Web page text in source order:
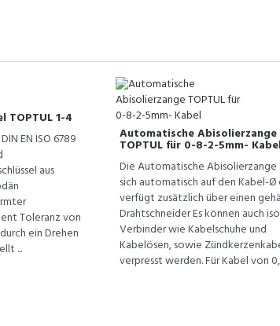
TOPTUL 1-4
EN ISO 6789
aus
Toleranz von
ein Drehen
...
Automatische Abisolierzange
TOPTUL für 0-8-2-5mm-
Die Automatische
sich automatisch auf den Kabel-Ø
verfügt zusätzlich über einen
Drahtschneider Es können auch
Verbinder wie Kabelschuhe und
Kabelösen, sowie
verpresst werden. Für Kabel von